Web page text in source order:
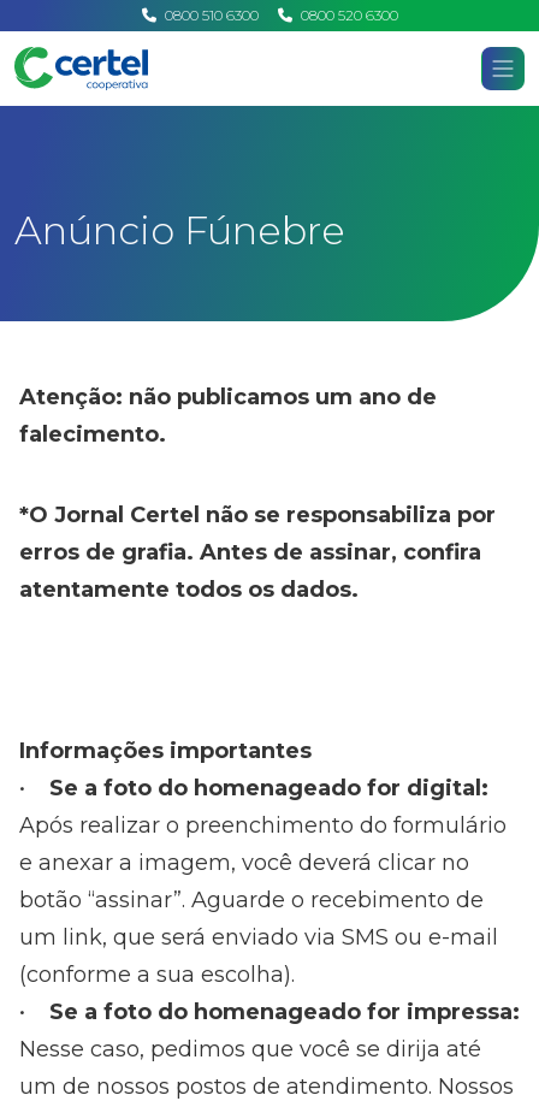
0800 510 6300 0800 520 6300
Certel
Anúncio Fúnebre
Atenção: não publicamos um ano de
falecimento.
*O Jornal Certel não se responsabiliza por
erros de grafia. Antes de assinar, confira
atentamente todos os dados.
Informações importantes
•
Se a foto do homenageado for digital:
Após realizar o preenchimento do formulário
e anexar a imagem, você deverá clicar no
botão “assinar”. Aguarde o recebimento de
um link, que será enviado via SMS ou e-mail
(conforme a sua escolha).
•
Se a foto do homenageado for impressa:
Nesse caso, pedimos que você se dirija até
um de nossos postos de atendimento. Nossos